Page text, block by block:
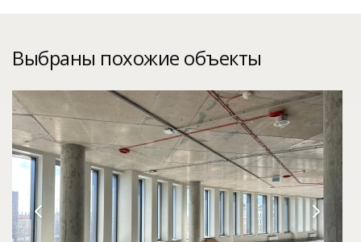
Выбраны похожие объекты